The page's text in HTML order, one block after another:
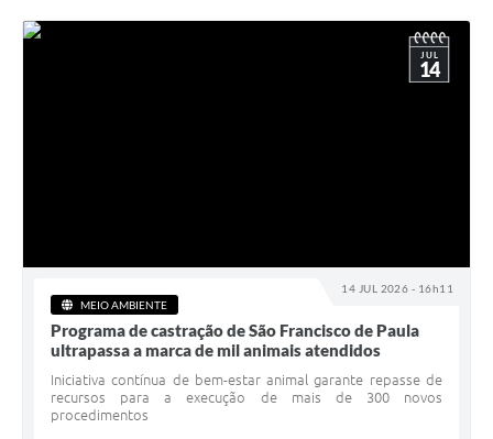
14 JUL 2026 - 16h11
JUL
14
MEIO AMBIENTE
Programa de castração de São Francisco de Paula
ultrapassa a marca de mil animais atendidos
Iniciativa contínua de bem-estar animal garante repasse de
recursos para a execução de mais de 300 novos
procedimentos